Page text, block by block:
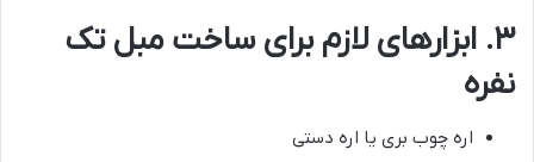
۳. ابزارهای لازم برای ساخت مبل تک
نفره
اره چوب بری یا اره دستی